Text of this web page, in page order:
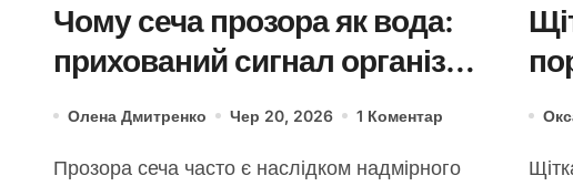
Чому сеча прозора як вода:
прихований сигнал організму,
який не варто ігнорувати
Олена Дмитренко Чер 20, 2026 1 Коментар
Прозора сеча часто є наслідком надмірного
Щітка для манікюру допомагає швидко